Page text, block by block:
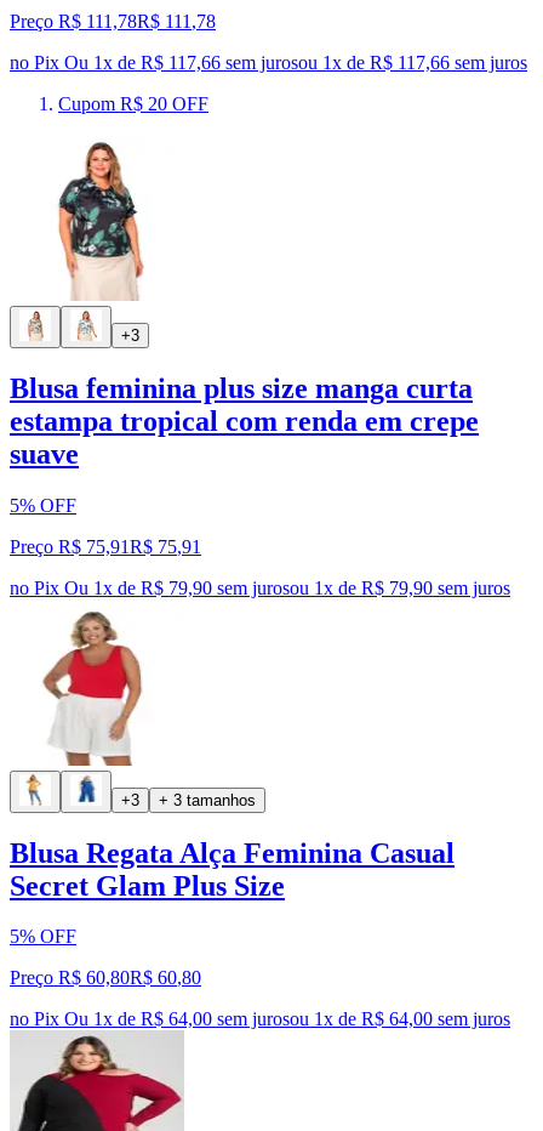
Preço R$ 111,78R$ 111 ,78
no Pix Ou 1x de R$ 117,66 sem jurosou 1x de R$ 117,66 sem juros
Cupom R$ 20 OFF
+3
Blusa feminina plus size manga curta
estampa tropical com renda em crepe
suave
5% OFF
Preço R$ 75,91R$ 75,91
no Pix Ou 1x de R$ 79,90 sem jurosou 1x de R$ 79,90 sem juros
+3 + 3 tamanhos
Blusa Regata Alça Feminina Casual
Secret Glam Plus Size
5% OFF
Preço R$ 60,80R$ 60,80
no Pix Ou 1x de R$ 64,00 sem jurosou 1x de R$ 64,00 sem juros